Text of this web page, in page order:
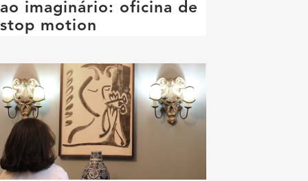
ao imaginário: oficina de
stop motion